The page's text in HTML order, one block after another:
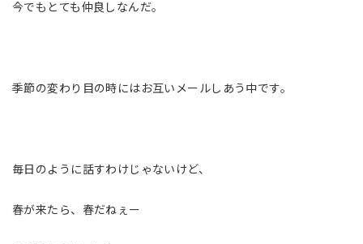
今でもとても仲良しなんだ。
季節の変わり目の時にはお互いメールしあう中です。
毎日のように話すわけじゃないけど、
春が来たら、春だねぇー